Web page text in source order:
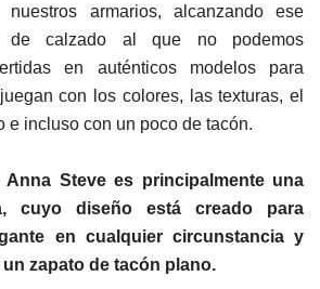
nuestros armarios, alcanzando ese
de calzado al que no podemos
en auténticos modelos para
con los colores, las texturas, el
e incluso con un poco de tacón.
Anna Steve es principalmente una
cuyo diseño está creado para
en cualquier circunstancia y
zapato de tacón plano.